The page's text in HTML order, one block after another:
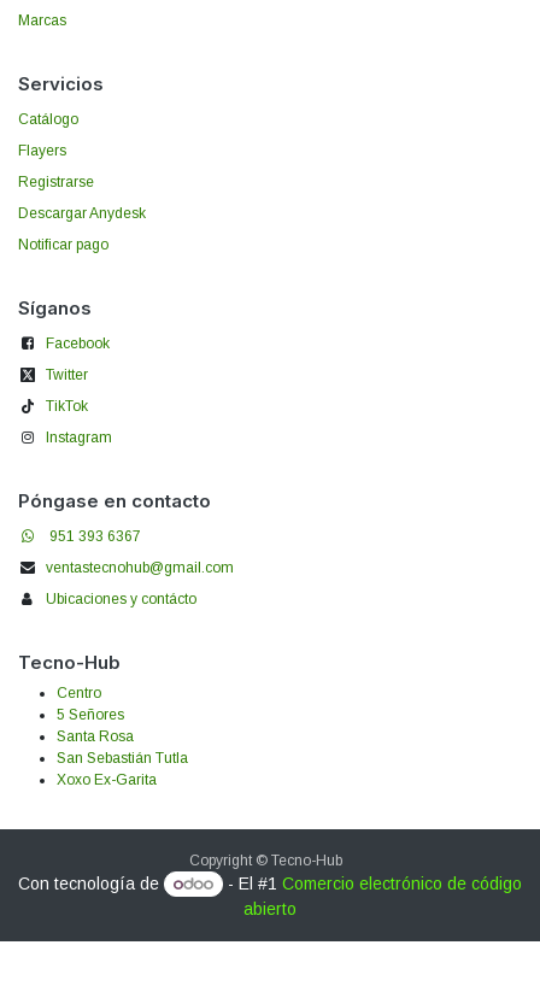
Marcas
Servicios
Catálogo
Flayers
Registrarse
Descargar Anydesk
Notificar pago
Síganos
Facebook
Twitter
TikTok
Instagram
Póngase en contacto
951 393 6367
ventastecnohub@gmail.com
Ubicaciones y contácto
Tecno-Hub
Centro
5 Señores
Santa Rosa
San Sebastián Tutla
Xoxo Ex-Garita
Copyright © Tecno-Hub
Con tecnología de - El #1 Comercio electrónico de código
abierto